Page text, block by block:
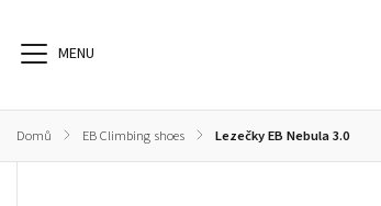
Domů / EB Climbing shoes / Lezečky EB Nebula 3.0